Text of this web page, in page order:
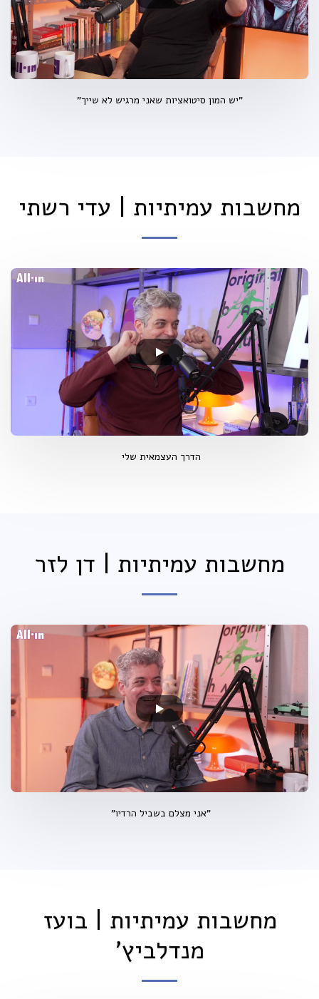
"יש המון סיטואציות שאני מרגיש לא שייך"
מחשבות עמיתיות | עדי רשתי
הדרך העצמאית שלי
מחשבות עמיתיות | דן לזר
"אני מצלם בשביל הרדיו"
מחשבות עמיתיות | בועז
מנדלביץ'